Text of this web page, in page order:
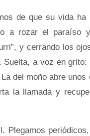
de que su vida
a rozar el paraíso
y cerrando los
a voz en
La del moño abre
la llamada y
Plegamos